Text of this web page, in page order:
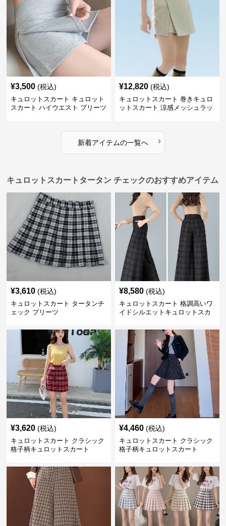
¥3,500 (税込)
キュロットスカート キュロット
スカート ハイウエスト プリーツ
¥12,820 (税込)
キュロットスカート 巻きキュロ
ットスカート 涼感メッシュラッ
新着アイテムの一覧へ ›
キュロットスカートタータン チェックのおすすめアイテム
¥3,610 (税込)
キュロットスカート タータンチ
ェック プリーツ
¥8,580 (税込)
キュロットスカート 格調高いワ
イドシルエットキュロットスカ
¥3,620 (税込)
キュロットスカート クラシック
格子柄キュロットスカート
¥4,460 (税込)
キュロットスカート クラシック
格子柄キュロットスカート